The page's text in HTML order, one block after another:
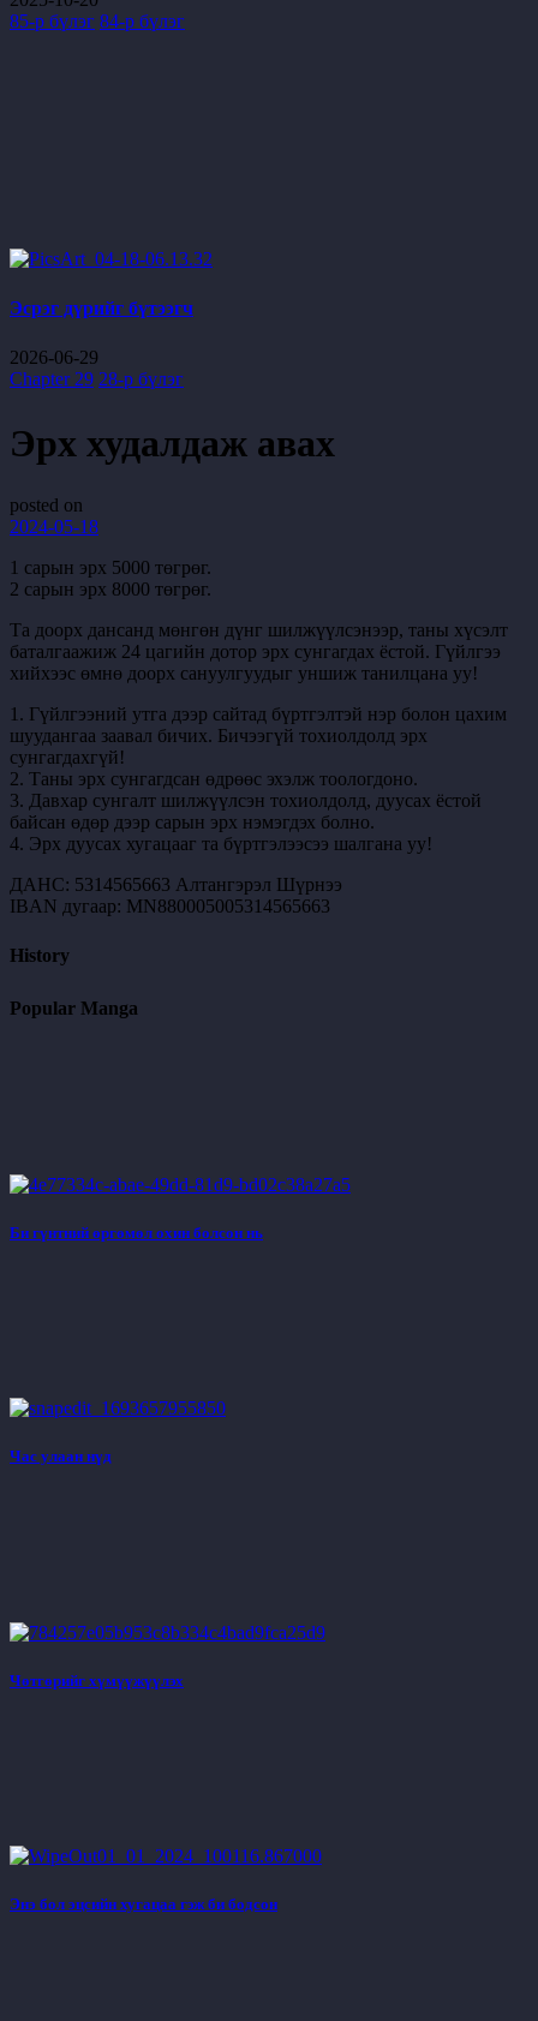
85-р бүлэг 84-р бүлэг
Эсрэг дүрийг бүтээгч
2026-06-29
Chapter 29 28-р бүлэг
Эрх худалдаж авах
posted on
2024-05-18
1 сарын эрх 5000 төгрөг.
2 сарын эрх 8000 төгрөг.
Та доорх дансанд мөнгөн дүнг шилжүүлсэнээр, таны хүсэлт
баталгаажиж 24 цагийн дотор эрх сунгагдах ёстой. Гүйлгээ
хийхээс өмнө доорх сануулгуудыг уншиж танилцана уу!
1. Гүйлгээний утга дээр сайтад бүртгэлтэй нэр болон цахим
шуудангаа заавал бичих. Бичээгүй тохиолдолд эрх
сунгагдахгүй!
2. Таны эрх сунгагдсан өдрөөс эхэлж тоологдоно.
3. Давхар сунгалт шилжүүлсэн тохиолдолд, дуусах ёстой
байсан өдөр дээр сарын эрх нэмэгдэх болно.
4. Эрх дуусах хугацааг та бүртгэлээсээ шалгана уу!
ДАНС: 5314565663 Алтангэрэл Шүрнээ
IBAN дугаар: MN880005005314565663
History
Popular Manga
Би гүнтний өргөмөл охин болсон нь
Час улаан нүд
Чөтгөрийг хүмүүжүүлэх
Энэ бол эцсийн хугацаа гэж би бодсон